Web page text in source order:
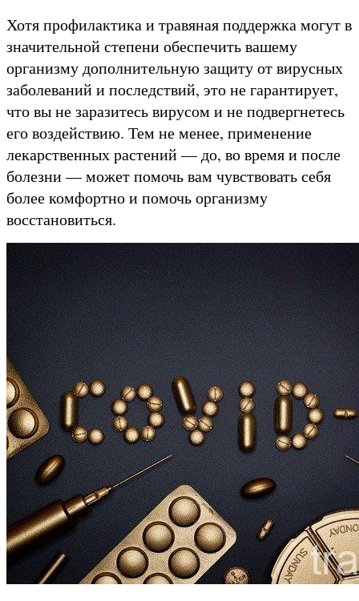
Хотя профилактика и травяная поддержка могут в
значительной степени обеспечить вашему
организму дополнительную защиту от вирусных
заболеваний и последствий, это не гарантирует,
что вы не заразитесь вирусом и не подвергнетесь
его воздействию. Тем не менее, применение
лекарственных растений — до, во время и после
болезни — может помочь вам чувствовать себя
более комфортно и помочь организму
восстановиться.